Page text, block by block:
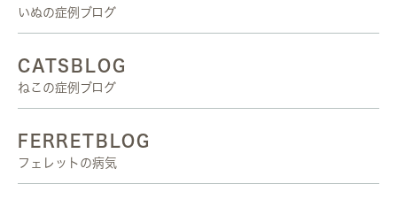
いぬの症例ブログ
CATSBLOG
ねこの症例ブログ
FERRETBLOG
フェレットの病気